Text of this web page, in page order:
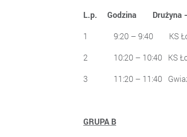
L.p. Godzina
1 9:20 – 9:40 KS
2 10:20 – 10:40 KS
3 11:20 – 11:40
GRUPA B